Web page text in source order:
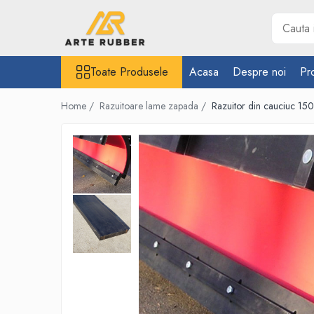
Toate Produsele
Etansare piston hidraulic
Profile din cauciuc
Snur din cauciuc
Cauciuc NBR (rezistent la uleiuri)
Cauciuc siliconic (MVQ)
Cauciuc EPDM spongios
Cauciuc Viton (FKM/FPM)
Garnituri din cauciuc cu metal
Toate Produsele Acasa Despre noi
Home / Razuitoare lame zapada / Razuitor din cauciuc